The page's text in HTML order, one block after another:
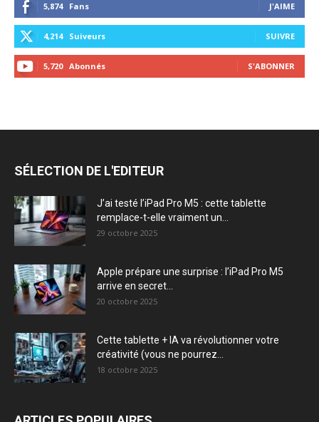
5,874 Fans J'AIME
4,214 Suiveurs SUIVRE
5,720 Abonnés S'ABONNER
SÉLECTION DE L'EDITEUR
J’ai testé l’iPad Pro M5 : cette tablette
remplace-t-elle vraiment un...
29 octobre 2025
Apple prépare une surprise : l’iPad Pro M5
arrive en secret...
20 octobre 2025
Cette tablette + IA va révolutionner votre
créativité (vous ne pourrez...
18 octobre 2025